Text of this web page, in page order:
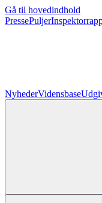
Gå til hovedindhold
PressePuljer
NyhederVidensbase